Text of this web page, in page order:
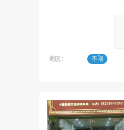
地区： 不限